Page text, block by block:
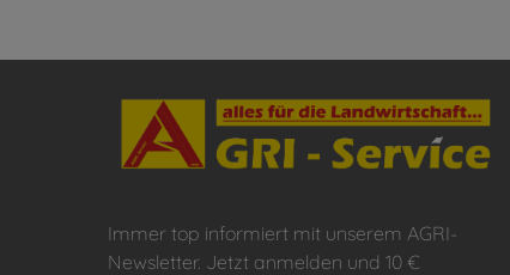
Immer top informiert mit unserem AGRI-
Newsletter. Jetzt anmelden und 10 €